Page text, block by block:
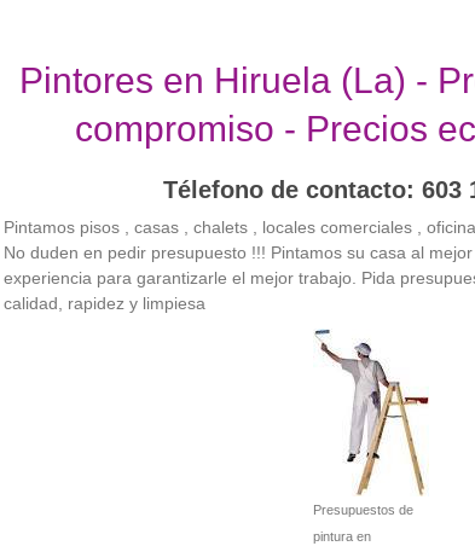
Pintores en Hiruela (La) -
compromiso - Precios
Télefono de contacto: 603
Pintamos pisos , casas , chalets , locales comerciales ,
No duden en pedir presupuesto !!! Pintamos su casa al
experiencia para garantizarle el mejor trabajo. Pida
calidad, rapidez y limpiesa
Presupuestos de
pintura en